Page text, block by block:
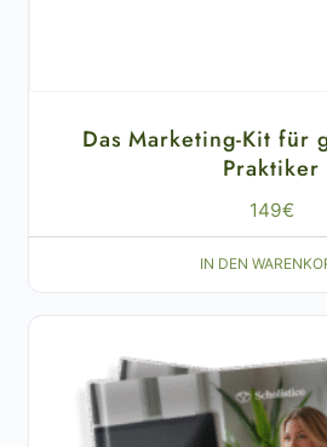
Das Marketing-Kit für
Praktiker
149€
IN DEN